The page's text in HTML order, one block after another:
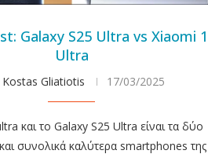
Galaxy S25 Ultra vs Xiaomi
Ultra
Kostas Gliatiotis 17/03/2025
και το Galaxy S25 Ultra είναι τα δύο
συνολικά καλύτερα smartphones της